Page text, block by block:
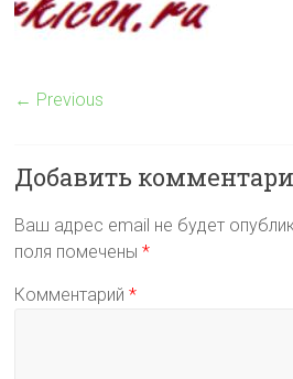
← Previous
Добавить
Ваш адрес email не будет
поля помечены*
Комментарий*